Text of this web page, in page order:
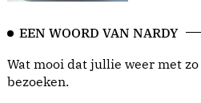
EEN WOORD VAN NARDY
Wat mooi dat jullie weer met
bezoeken.